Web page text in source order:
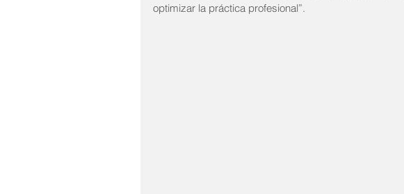
optimizar la práctica profesional”.